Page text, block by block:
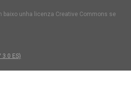
baixo unha licenza Creative Commons se
3.0 ES)